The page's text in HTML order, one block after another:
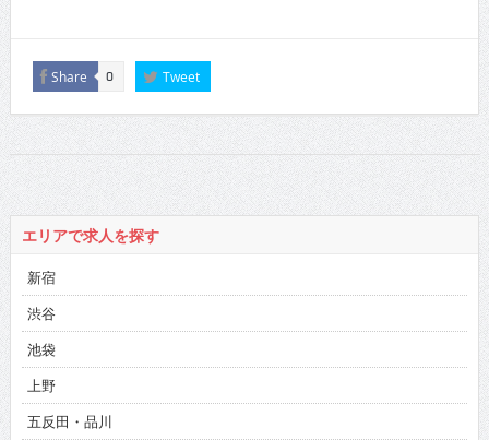
Share 0 Tweet
エリアで求人を探す
新宿
渋谷
池袋
上野
五反田・品川